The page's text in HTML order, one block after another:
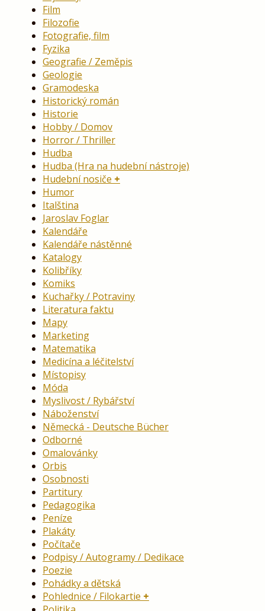
Film
Filozofie
Fotografie, film
Fyzika
Geografie / Zeměpis
Geologie
Gramodeska
Historický román
Historie
Hobby / Domov
Horror / Thriller
Hudba
Hudba (Hra na hudební nástroje)
Hudební nosiče
Humor
Italština
Jaroslav Foglar
Kalendáře
Kalendáře nástěnné
Katalogy
Kolibříky
Komiks
Kuchařky / Potraviny
Literatura faktu
Mapy
Marketing
Matematika
Medicína a léčitelství
Místopisy
Móda
Myslivost / Rybářství
Náboženství
Německá - Deutsche Bücher
Odborné
Omalovánky
Orbis
Osobnosti
Partitury
Pedagogika
Peníze
Plakáty
Počítače
Podpisy / Autogramy / Dedikace
Poezie
Pohádky a dětská
Pohlednice / Filokartie